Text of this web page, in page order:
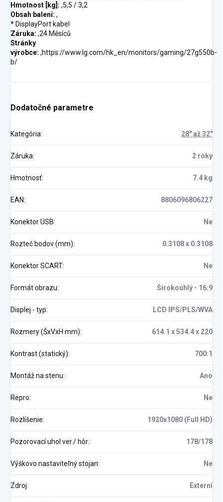
Hmotnost [kg]: ,5,5 / 3,2
Obsah balení: ,
* DisplayPort kabel
Záruka: ,24 Měsíců
Stránky
výrobce: ,https://www.lg.com/hk_en/monitors/gaming/27g550b-
b/
Dodatočné parametre
Kategória: 28" až 32"
Záruka: 2 roky
Hmotnosť: 7.4 kg
EAN: 8806096806227
Konektor USB: Ne
Rozteč bodov (mm): 0.3108 x 0.3108
Konektor SCART: Ne
Formát obrazu: Širokoúhlý - 16:9
Displej - typ: LCD IPS/PLS/WVA
Rozmery (ŠxVxH mm): 614.1 x 534.4 x 220
Kontrast (statický): 700:1
Montáž na stenu: Ano
Repro: Ne
Rozlíšenie: 1920x1080 (Full HD)
Pozorovací uhol ver./ hôr.: 178/178
Výškovo nastaviteľný stojan: Ne
Zdroj: Externí